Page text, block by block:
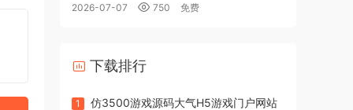
2026-07-07 750 免费
下载排行
1
仿3500游戏源码大气H5游戏门户网站